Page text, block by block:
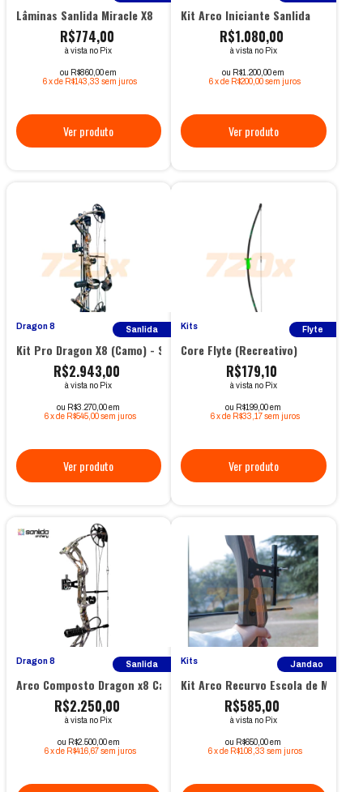
Lâminas Sanlida Miracle X8
R$774,00
à vista no Pix
ou R$860,00 em
6 xde R$143,33 sem juros
Kit Arco Iniciante Sanlida
R$1.080,00
à vista no Pix
ou R$1.200,00 em
6 xde R$200,00 sem juros
Dragon 8 Sanlida
Kit Pro Dragon X8 (Camo) - Sanlida
R$2.943,00
à vista no Pix
ou R$3.270,00 em
6 xde R$545,00 sem juros
Kits Flyte
Core Flyte (Recreativo)
R$179,10
à vista no Pix
ou R$199,00 em
6 xde R$33,17 sem juros
Dragon 8 Sanlida
Arco Composto Dragon x8 Camuflado - Sanlida
R$2.250,00
à vista no Pix
ou R$2.500,00 em
6 xde R$416,67 sem juros
Kits Jandao
Kit Arco Recurvo Escola de
R$585,00
à vista no Pix
ou R$650,00 em
6 xde R$108,33 sem juros